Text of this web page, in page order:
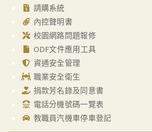
請購系統
內控聲明書
校園網路問題報修
ODF文件應用工具
資通安全管理
職業安全衛生
捐款芳名錄及同意書
電話分機號碼一覽表
教職員汽機車停車登記